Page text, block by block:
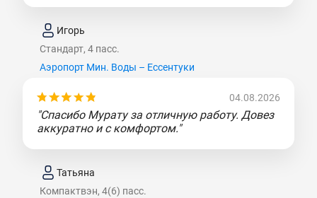
Игорь
Стандарт, 4 пасс.
Аэропорт Мин. Воды – Ессентуки
04.08.2026
"Спасибо Мурату за отличную работу. Довез
аккуратно и с комфортом."
Татьяна
Компактвэн, 4(6) пасс.